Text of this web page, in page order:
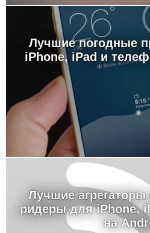
Лучшие погодные
iPhone, iPad и
Лучшие
ридеры для iPhone,
на